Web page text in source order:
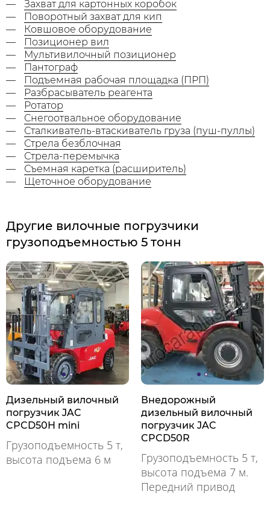
Захват для картонных коробок
Поворотный захват для кип
Ковшовое оборудование
Позиционер вил
Мультивилочный позиционер
Пантограф
Подъемная рабочая площадка (ПРП)
Разбрасыватель реагента
Ротатор
Снегоотвальное оборудование
Сталкиватель-втаскиватель груза (пуш-пуллы)
Стрела безблочная
Стрела-перемычка
Съемная каретка (расширитель)
Щеточное оборудование
Другие вилочные погрузчики
грузоподъемностью 5 тонн
Дизельный вилочный
погрузчик JAC
CPCD50H mini
Грузоподъемность 5 т,
высота подъема 6 м
Внедорожный
дизельный вилочный
погрузчик JAC
CPCD50R
Грузоподъемность 5 т,
высота подъема 7 м.
Передний привод